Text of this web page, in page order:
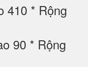
410 * Rộng
90 * Rộng